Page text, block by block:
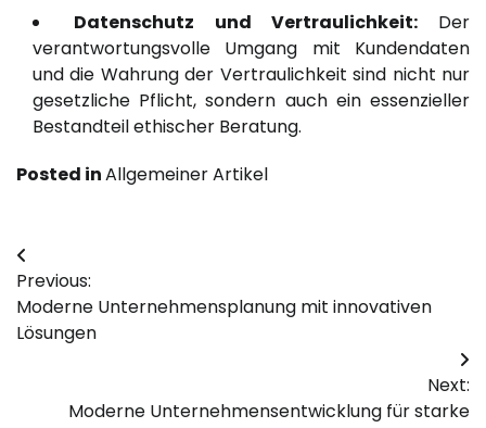
Datenschutz und Vertraulichkeit:Der
verantwortungsvolle Umgang mit Kundendaten
und die Wahrung der Vertraulichkeit sind nicht nur
gesetzliche Pflicht, sondern auch ein essenzieller
Bestandteil ethischer Beratung.
Posted inAllgemeiner Artikel
Post
navigation
Previous:
Moderne Unternehmensplanung mit innovativen
Lösungen
Next:
Moderne Unternehmensentwicklung für starke